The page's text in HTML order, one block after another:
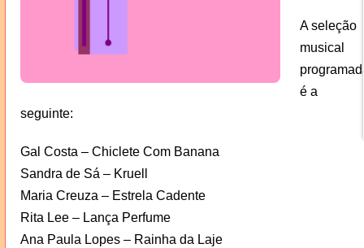
A seleção
musical
é a
seguinte:
Gal Costa – Chiclete Com Banana
Sandra de Sá – Kruell
Maria Creuza – Estrela Cadente
Rita Lee – Lança Perfume
Ana Paula Lopes – Rainha da Laje